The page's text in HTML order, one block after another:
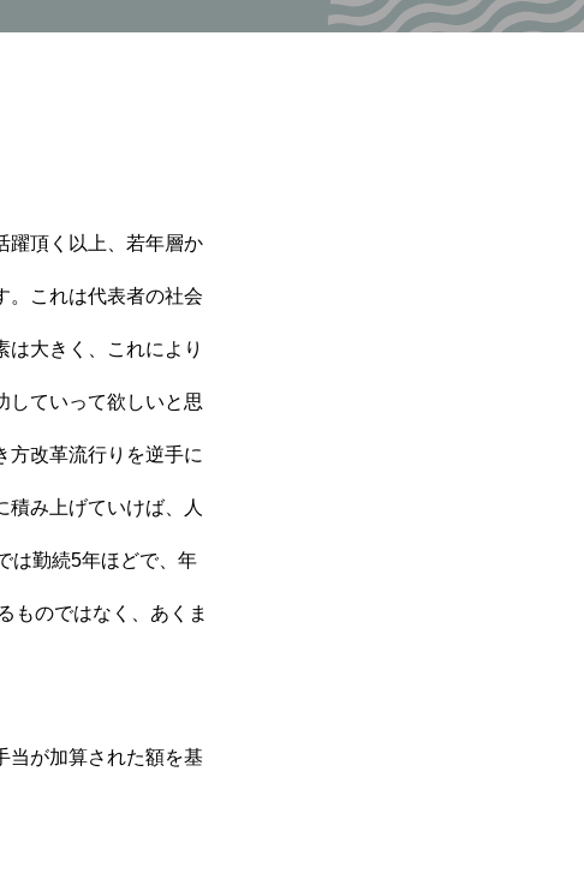
躍頂く以上、若年層か
。これは代表者の社会
大きく、これにより
していって欲しいと思
方改革流行りを逆手に
み上げていけば、人
は勤続5年ほどで、年
ものではなく、あくま
当が加算された額を基